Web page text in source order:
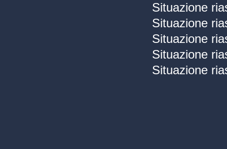
Situazione
Situazione
Situazione
Situazione
Situazione